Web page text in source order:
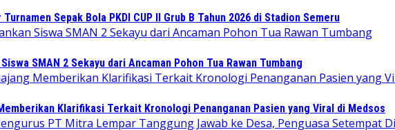
Sepak Bola PKDI CUP II Grub B Tahun 2026 di Stadion Semeru
SMAN 2 Sekayu dari Ancaman Pohon Tua Rawan Tumbang
Klarifikasi Terkait Kronologi Penanganan Pasien yang Viral di Medsos